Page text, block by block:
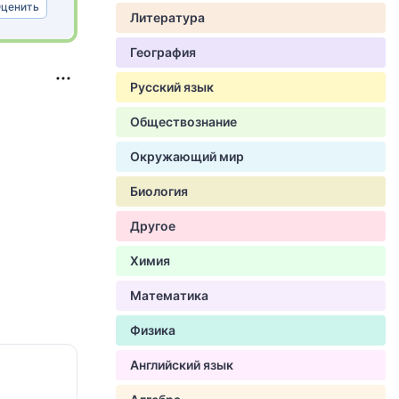
Литература
География
Русский язык
Обществознание
Окружающий мир
Биология
Другое
Химия
Математика
Физика
Английский язык